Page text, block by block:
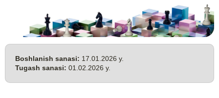
Boshlanish sanasi: 17.01.2026 y.
Tugash sanasi: 01.02.2026 y.